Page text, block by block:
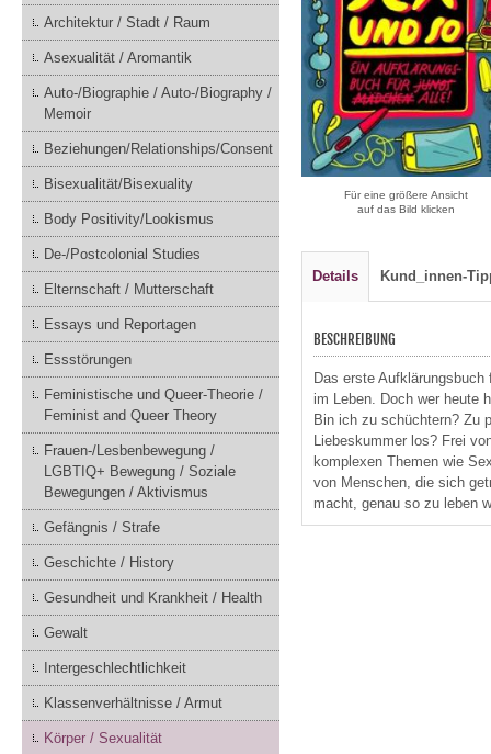
Architektur / Stadt / Raum
Asexualität / Aromantik
Auto-/Biographie / Auto-/Biography /
Memoir
Beziehungen/Relationships/Consent
Bisexualität/Bisexuality
Body Positivity/Lookismus
De-/Postcolonial Studies
Elternschaft / Mutterschaft
Essays und Reportagen
Essstörungen
Feministische und Queer-Theorie /
Feminist and Queer Theory
Frauen-/Lesbenbewegung /
LGBTIQ+ Bewegung / Soziale
Bewegungen / Aktivismus
Gefängnis / Strafe
Geschichte / History
Gesundheit und Krankheit / Health
Gewalt
Intergeschlechtlichkeit
Klassenverhältnisse / Armut
Körper / Sexualität
Für eine größere Ansicht
auf das Bild klicken
Details Kund_innen-
BESCHREIBUNG
Das erste
im Leben. Doch wer heute
Bin ich zu schüchtern? Zu
Liebeskummer los? Frei
komplexen Themen wie
von Menschen, die sich
macht, genau so zu leben